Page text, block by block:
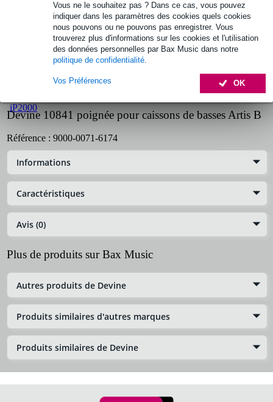
Vous ne le souhaitez pas ? Dans ce cas, vous pouvez
indiquer dans les paramètres des cookies quels cookies
nous pouvons ou ne pouvons pas enregistrer. Vous
trouverez plus d'informations sur les cookies et l'utilisation
des données personnelles par Bax Music dans notre
politique de confidentialité.
OK
Vos Préférences
Afficher toutes les caractéristiques du produit
Autres variantes (4)
Devine 10841 poignée pour caissons de basses Artis B
Référence : 9000-0071-6174
Informations
Caractéristiques
Avis (0)
Plus de produits sur Bax Music
Autres produits de Devine
Produits similaires d'autres marques
Produits similaires de Devine